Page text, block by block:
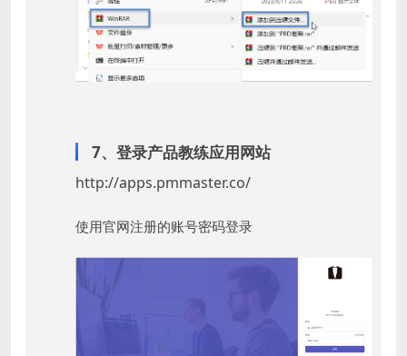
7、登录产品教练应用网站
http://apps.pmmaster.co/
使用官网注册的账号密码登录